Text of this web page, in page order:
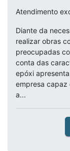
Atendimento
Diante da
realizar obras
preocupadas
conta das
epóxi
empresa capaz
a...